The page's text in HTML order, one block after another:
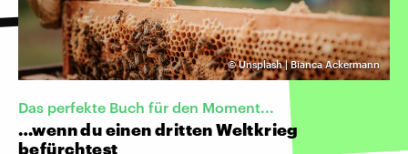
©Unsplash | Bianca Ackermann
Das perfekte Buch für den Moment...
…wenn du einen dritten Weltkrieg
befürchtest